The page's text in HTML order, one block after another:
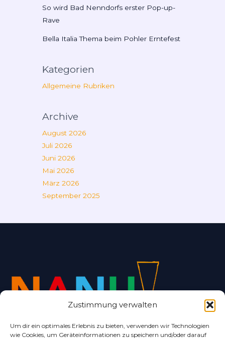
Zustimmung verwalten
Um dir ein optimales Erlebnis zu bieten, verwenden wir Technologien
wie Cookies, um Geräteinformationen zu speichern und/oder darauf
So wird Bad Nenndorfs erster Pop-up-
Rave
Bella Italia Thema beim Pohler Erntefest
Kategorien
Allgemeine Rubriken
Archive
August 2026
Juli 2026
Juni 2026
Mai 2026
März 2026
September 2025
Alles rund um Bad Nenndorf und Umgebung.